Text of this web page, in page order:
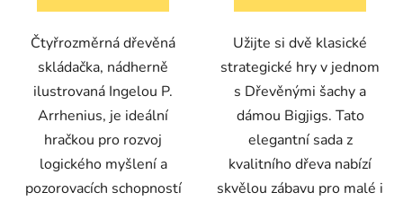
Čtyřrozměrná dřevěná
skládačka, nádherně
ilustrovaná Ingelou P.
Arrhenius, je ideální
hračkou pro rozvoj
logického myšlení a
pozorovacích schopností
Užijte si dvě klasické
strategické hry v jednom
s Dřevěnými šachy a
dámou Bigjigs. Tato
elegantní sada z
kvalitního dřeva nabízí
skvělou zábavu pro malé i